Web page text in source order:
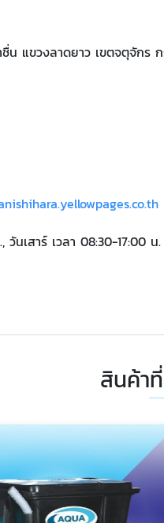
น แขวงลาดยาว เขตจตุจักร
นเสาร์ เวลา 08:30-17:00 น.
สินค้า